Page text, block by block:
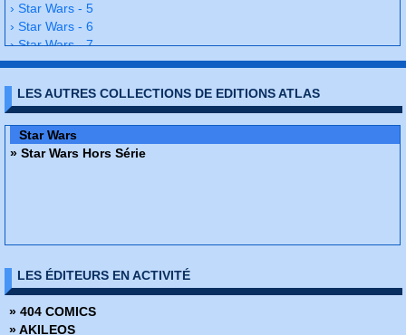
› Star Wars - 5
› Star Wars - 6
› Star Wars - 7
› Star Wars - 8
› Star Wars - 10
› Star Wars - 11
Star Wars - 12
› Star Wars - 13
› Star Wars - 18
› Star Wars - 20
› Star Wars - 21
› Star Wars - 22
LES AUTRES COLLECTIONS DE EDITIONS ATLAS
Star Wars
» Star Wars Hors Série
LES ÉDITEURS EN ACTIVITÉ
» 404 COMICS
» AKILEOS